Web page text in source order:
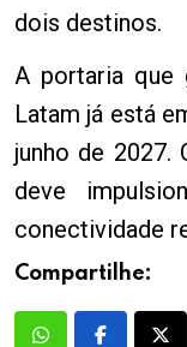
dois destinos.
A portaria que
Latam já está
junho de 2027.
deve
conectividade
Compartilhe: